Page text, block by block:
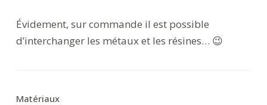
Évidement, sur commande il est possible
d’interchanger les métaux et les résines… 😉
Matériaux